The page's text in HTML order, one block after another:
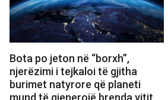
Bota po jeton në “borxh”,
njerëzimi i tejkaloi të gjitha
burimet natyrore që planeti
mund të gjenerojë brenda vitit